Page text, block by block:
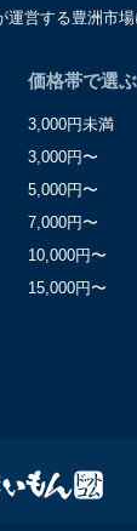
東麻布食文化ビル
営する豊洲市
価格帯で選ぶ
3,000円未満
3,000円〜
5,000円〜
7,000円〜
10,000円〜
15,000円〜